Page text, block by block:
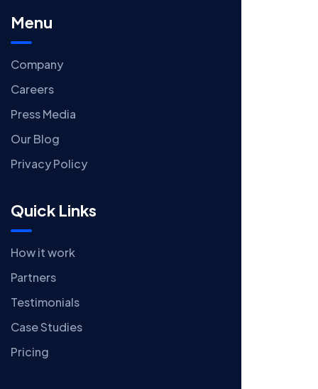
Menu
Company
Careers
Press Media
Our Blog
Privacy Policy
Quick Links
How it work
Partners
Testimonials
Case Studies
Pricing